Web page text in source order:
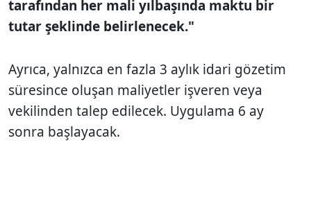
tarafından her mali yılbaşında maktu bir
tutar şeklinde belirlenecek."
Ayrıca, yalnızca en fazla 3 aylık idari gözetim
süresince oluşan maliyetler işveren veya
vekilinden talep edilecek. Uygulama 6 ay
sonra başlayacak.